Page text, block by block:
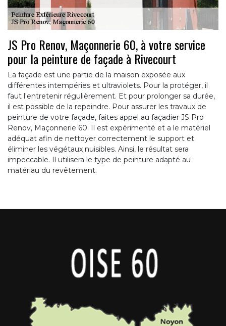
JS Pro Renov, Maçonnerie 60, à votre service
pour la peinture de façade à Rivecourt
La façade est une partie de la maison exposée aux
différentes intempéries et ultraviolets. Pour la protéger, il
faut l'entretenir régulièrement. Et pour prolonger sa durée,
il est possible de la repeindre. Pour assurer les travaux de
peinture de votre façade, faites appel au façadier JS Pro
Renov, Maçonnerie 60. Il est expérimenté et a le matériel
adéquat afin de nettoyer correctement le support et
éliminer les végétaux nuisibles. Ainsi, le résultat sera
impeccable. Il utilisera le type de peinture adapté au
matériau du revêtement.